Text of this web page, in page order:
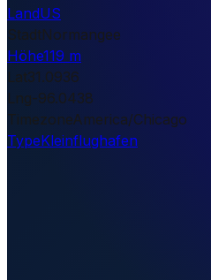
LandUS
StadtNormangee
Höhe119 m
Lat31.0936
Lng-96.0438
TimezoneAmerica/Chicago
TypeKleinflughafen